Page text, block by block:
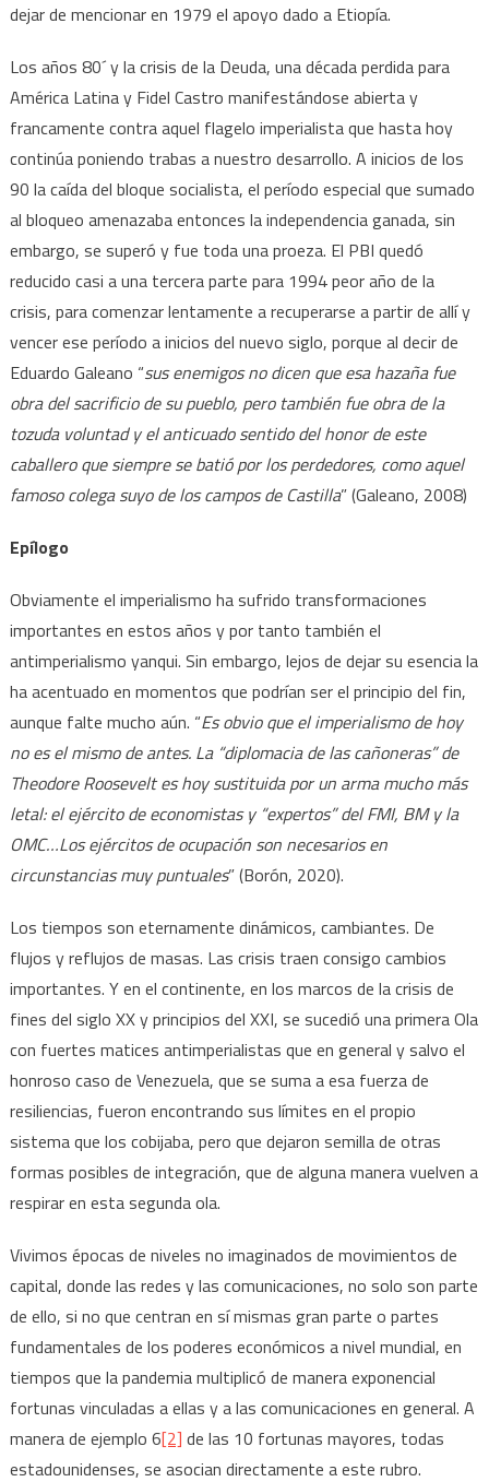
dejar de mencionar en 1979 el apoyo dado a Etiopía.
Los años 80´ y la crisis de la Deuda, una década perdida para
América Latina y Fidel Castro manifestándose abierta y
francamente contra aquel flagelo imperialista que hasta hoy
continúa poniendo trabas a nuestro desarrollo. A inicios de los
90 la caída del bloque socialista, el período especial que sumado
al bloqueo amenazaba entonces la independencia ganada, sin
embargo, se superó y fue toda una proeza. El PBI quedó
reducido casi a una tercera parte para 1994 peor año de la
crisis, para comenzar lentamente a recuperarse a partir de allí y
vencer ese período a inicios del nuevo siglo, porque al decir de
Eduardo Galeano “sus enemigos no dicen que esa hazaña fue
obra del sacrificio de su pueblo, pero también fue obra de la
tozuda voluntad y el anticuado sentido del honor de este
caballero que siempre se batió por los perdedores, como aquel
famoso colega suyo de los campos de Castilla” (Galeano, 2008)
Epílogo
Obviamente el imperialismo ha sufrido transformaciones
importantes en estos años y por tanto también el
antimperialismo yanqui. Sin embargo, lejos de dejar su esencia la
ha acentuado en momentos que podrían ser el principio del fin,
aunque falte mucho aún. “Es obvio que el imperialismo de hoy
no es el mismo de antes. La “diplomacia de las cañoneras” de
Theodore Roosevelt es hoy sustituida por un arma mucho más
letal: el ejército de economistas y “expertos” del FMI, BM y la
OMC…Los ejércitos de ocupación son necesarios en
circunstancias muy puntuales” (Borón, 2020).
Los tiempos son eternamente dinámicos, cambiantes. De
flujos y reflujos de masas. Las crisis traen consigo cambios
importantes. Y en el continente, en los marcos de la crisis de
fines del siglo XX y principios del XXI, se sucedió una primera Ola
con fuertes matices antimperialistas que en general y salvo el
honroso caso de Venezuela, que se suma a esa fuerza de
resiliencias, fueron encontrando sus límites en el propio
sistema que los cobijaba, pero que dejaron semilla de otras
formas posibles de integración, que de alguna manera vuelven a
respirar en esta segunda ola.
Vivimos épocas de niveles no imaginados de movimientos de
capital, donde las redes y las comunicaciones, no solo son parte
de ello, si no que centran en sí mismas gran parte o partes
fundamentales de los poderes económicos a nivel mundial, en
tiempos que la pandemia multiplicó de manera exponencial
fortunas vinculadas a ellas y a las comunicaciones en general. A
manera de ejemplo 6[2] de las 10 fortunas mayores, todas
estadounidenses, se asocian directamente a este rubro.